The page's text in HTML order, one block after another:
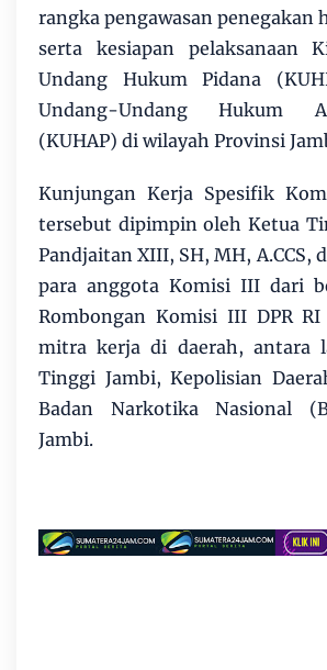
rangka pengawasan penegakan
serta kesiapan pelaksanaan
Undang Hukum Pidana
Undang-Undang Hukum
(KUHAP) di wilayah Provinsi
Kunjungan Kerja Spesifik
tersebut dipimpin oleh Ketua
Pandjaitan XIII, SH, MH, A.CCS,
para anggota Komisi III dari
Rombongan Komisi III DPR
mitra kerja di daerah, antara
Tinggi Jambi, Kepolisian
Badan Narkotika Nasional
Jambi.